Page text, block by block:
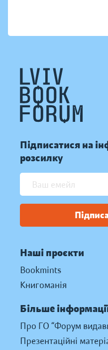
Підписатися на
розсилку
Наші проєкти
Bookmints
Книгоманія
Більше
Про ГО “Форум
Презентаційні